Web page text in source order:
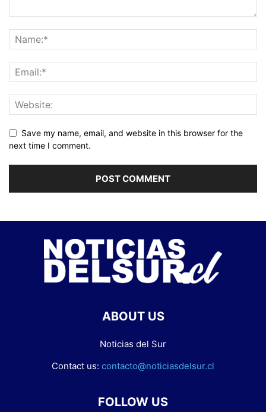
Save my name, email, and website in this browser for the
next time I comment.
ABOUT US
Noticias del Sur
Contact us: contacto@noticiasdelsur.cl
FOLLOW US